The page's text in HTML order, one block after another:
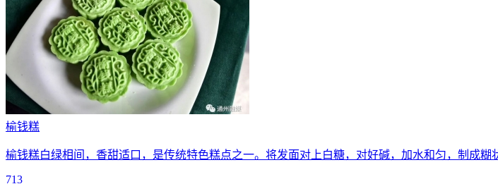
榆钱糕
榆钱糕白绿相间，香甜适口，是传统特色糕点之一。将发面对上白糖，对好碱，加水和匀，制成
713